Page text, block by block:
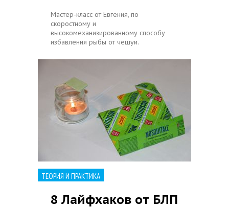
Мастер-класс от Евгения, по
скоростному и
высокомеханизированному способу
избавления рыбы от чешуи.
ТЕОРИЯ И ПРАКТИКА
8 Лайфхаков от БЛП